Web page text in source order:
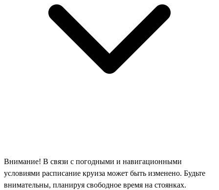
Внимание! В связи с погодными и навигационными
условиями расписание круиза может быть изменено. Будьте
внимательны, планируя свободное время на стоянках.